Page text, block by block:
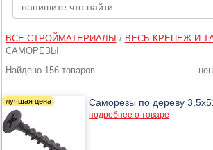
ВСЕ СТРОЙМАТЕРИАЛЫ / ВЕСЬ КРЕПЕЖ И
САМОРЕЗЫ
Найдено 156 товаров
Саморезы по дереву
подробнее о товаре